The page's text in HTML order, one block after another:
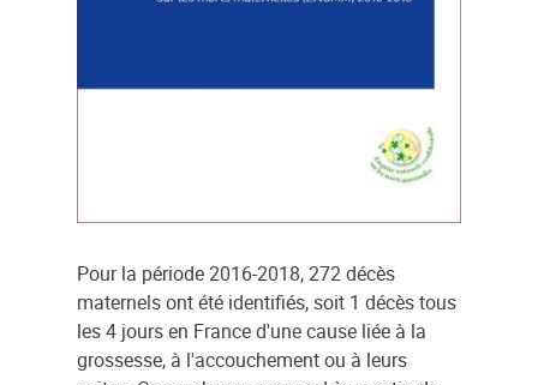
Pour la période 2016-2018, 272 décès
maternels ont été identifiés, soit 1 décès tous
les 4 jours en France d'une cause liée à la
grossesse, à l'accouchement ou à leurs